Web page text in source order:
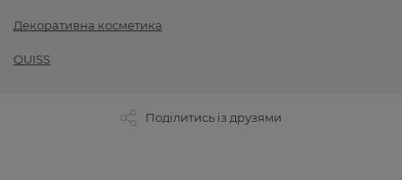
Декоративна косметика
QUISS
Поділитись із друзями